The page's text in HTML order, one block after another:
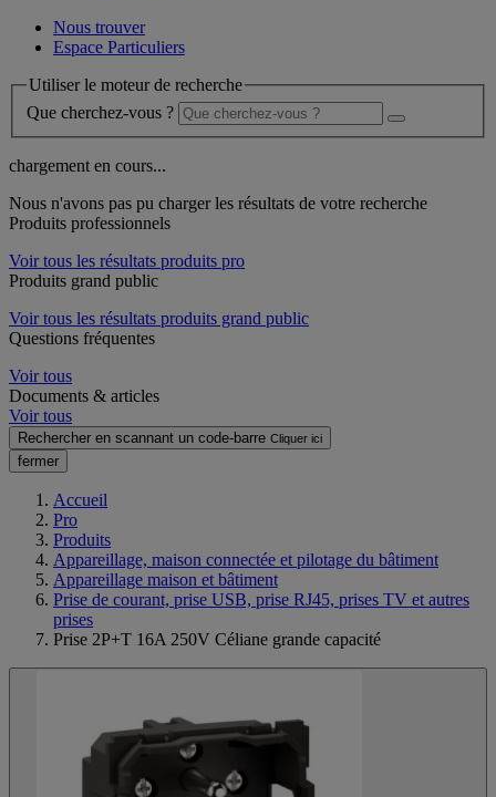
Nous trouver
Espace Particuliers
Utiliser le moteur de recherche
Que cherchez-vous ?
chargement en cours...
Nous n'avons pas pu charger les résultats de votre recherche
Produits professionnels
Voir tous les résultats produits pro
Produits grand public
Voir tous les résultats produits grand public
Questions fréquentes
Voir tous
Documents & articles
Voir tous
Rechercher en scannant un code-barre Cliquer ici
fermer
Accueil
Pro
Produits
Appareillage, maison connectée et pilotage du bâtiment
Appareillage maison et bâtiment
Prise de courant, prise USB, prise RJ45, prises TV et autres
prises
Prise 2P+T 16A 250V Céliane grande capacité